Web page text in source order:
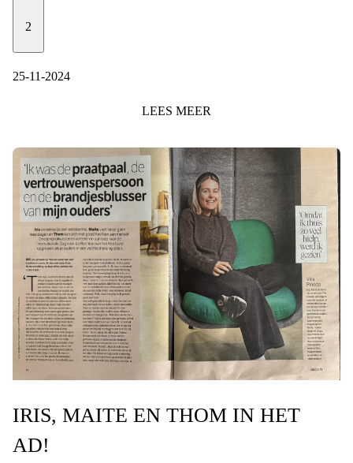
2
25-11-2024
LEES MEER
IRIS, MAITE EN THOM IN HET
AD!